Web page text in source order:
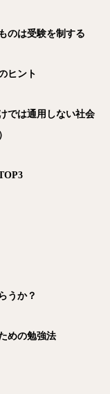
のは受験を制する
ヒント
では通用しない社会
うか？
めの勉強法